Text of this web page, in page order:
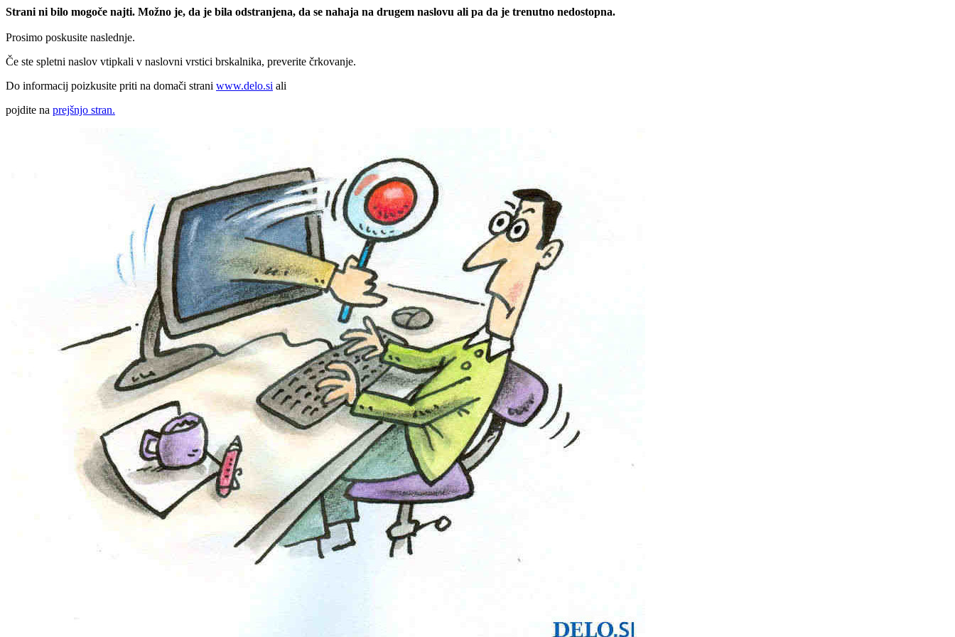
Strani ni bilo mogoče najti. Možno je, da je bila odstranjena, da se nahaja na drugem naslovu ali pa da je trenutno nedostopna.
Prosimo poskusite naslednje.
Če ste spletni naslov vtipkali v naslovni vrstici brskalnika, preverite črkovanje.
Do informacij poizkusite priti na domači strani www.delo.si ali
pojdite na prejšnjo stran.